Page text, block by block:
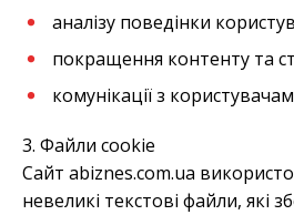
аналізу поведінки
покращення контенту та
комунікації з
3. Файли cookie
Сайт abiznes.com.ua
невеликі текстові файли, які